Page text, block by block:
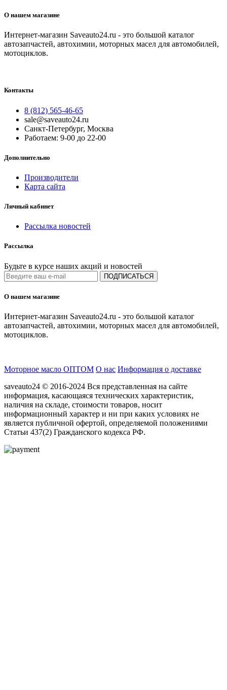
О нашем магазине
Интернет-магазин Saveauto24.ru - это большой каталог
автозапчастей, автохимии, моторных масел для автомобилей,
мотоциклов.
Контакты
8 (812) 565-46-65
sale@saveauto24.ru
Санкт-Петербург, Москва
Работаем: 9-00 до 22-00
Дополнительно
Производители
Карта сайта
Личный кабинет
Рассылка новостей
Рассылка
Будьте в курсе наших акций и новостей
ПОДПИСАТЬСЯ
О нашем магазине
Интернет-магазин Saveauto24.ru - это большой каталог
автозапчастей, автохимии, моторных масел для автомобилей,
мотоциклов.
Моторное масло ОПТОМ О нас Информация о доставке
saveauto24 © 2016-2024 Вся представленная на сайте
информация, касающаяся технических характеристик,
наличия на складе, стоимости товаров, носит
информационный характер и ни при каких условиях не
является публичной офертой, определяемой положениями
Статьи 437(2) Гражданского кодекса РФ.